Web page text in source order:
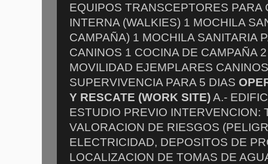
EQUIPOS TRANSCEPTORES PARA
INTERNA (WALKIES) 1 MOCHILA
CAMPAÑA) 1 MOCHILA SANITARIA
CANINOS 1 COCINA DE CAMPAÑA
MOVILIDAD EJEMPLARES
SUPERVIVENCIA PARA 5 DIAS
Y RESCATE (WORK SITE)A.-
ESTUDIO PREVIO INTERVENCION:
VALORACION DE RIESGOS
ELECTRICIDAD, DEPOSITOS DE
LOCALIZACION DE TOMAS DE